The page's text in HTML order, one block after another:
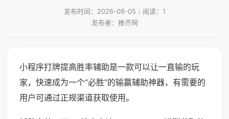
发布时间：2026-08-05｜阅读：1
发布者：推齐网
小程序打牌提高胜率辅助是一款可以让一直输的玩
家，快速成为一个“必胜”的输赢辅助神器，有需要的
用户可通过正规渠道获取使用。